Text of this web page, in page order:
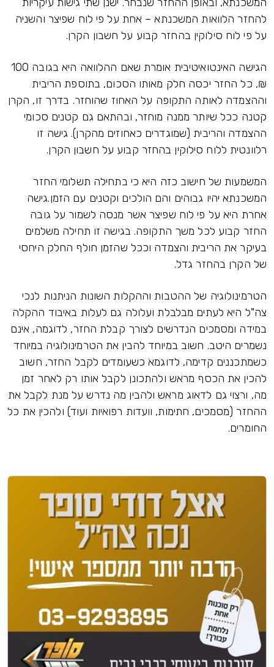
להחזר הלוואות המשכנתא – אחת על פי לוח שפיצר והשניה
על פי לוח סילוקין בהחזר קבוע על חשבון הקרן.
הגישה האינטואיטיבית אומרת שאם ההלוואה היא בגובה 100
₪, כל החזר יכסה חלק מאותו הסכום, בתוספת הריבית
וההצמדה לאותה התקופה על האחוז שהוחזר. בדרך זו, הקרן
קטנה ככל שיותר ממנה מוחזר, ובהתאם גם קטנים סכומי
ההצמדה והריבית (שמוגדרים כאחוזים מהקרן). גישה זו
רלוונטית ללוח סילוקין בהחזר קבוע על חשבון הקרן.
המשמעות של חישוב כזה היא כי בתחילה תשלומי החזר
המשכנתא יהיו גבוהים והם הולכים וקטנים עם הזמן.גישה
אחרת היא על פי לוח שפיצר אשר מנסה לשמור על גובה
החזר קבוע לכל משך התקופה. בגישה זו תחילה משלמים
בעיקר את הריבית והצמדה וככל שהזמן חולף החלק היחסי
של הקרן בהחזר גדל.
הטרמינולוגיה של ההטבות וההקלות השונות הניתנות לנכי
צה"ל היא לעתים מבלבלת ועלולה גם לעלות באיבוד ההקלה
במידה ומסמכים הנדרשים לצורך קבלת החזר, לדוגמה, אינם
נשמרים היטב. חשוב במיוחד להבין את הטרמינולוגיה במיוחד
כשמתכננים קדימה, לדוגמא כשעומדים לקבל החזר, חשוב
להכין את הכסף מראש ולהתכונן לקבל אותו רק לאחר זמן
מה, ורצוי גם לדאוג מראש ולהבין מה נדרש על מנת לקבל את
ההחזר (מסמכים, חתימות, וועדות רפואיות ועוד) ולהכין את כל
החומרים.